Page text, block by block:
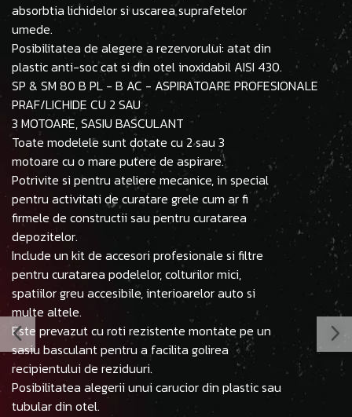
absorbtia lichidelor si uscarea suprafetelor
umede.
Posibilitatea de alegere a rezervorului: atat din
plastic anti-soc cat si din otel inoxidabil AISI 430.
SP & SM 80 B PL - B AC - ASPIRATOARE PROFESIONALE
PRAF/LICHIDE CU 2 SAU
3 MOTOARE, SASIU BASCULANT
Toate modelele sunt dotate cu 2 sau 3
motoare cu o mare putere de aspirare.
Potrivite si pentru ateliere mecanice, in special
pentru activitati de curatare grele cum ar fi
firmele de constructii sau pentru curatarea
depozitelor.
Include un kit de accesori profesionale si filtre
pentru curatarea podelelor, colturilor mici,
spatiilor greu accesibile, interioarelor auto si
multe altele.
Este prevazut cu roti rezistente montate pe un
sasiu basculant pentru a facilita golirea
recipientului de reziduuri.
Posibilitatea alegerii unui carucior din plastic sau
tubular din otel.